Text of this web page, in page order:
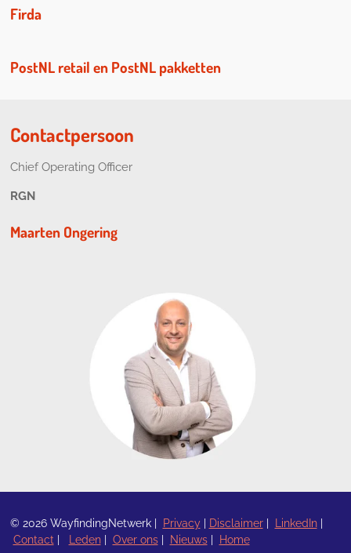
Firda
PostNL retail en PostNL pakketten
Contactpersoon
Chief Operating Officer
RGN
Maarten Ongering
© 2026 WayfindingNetwerk | Privacy| Disclaimer| LinkedIn|
Contact| Leden| Over ons| Nieuws| Home